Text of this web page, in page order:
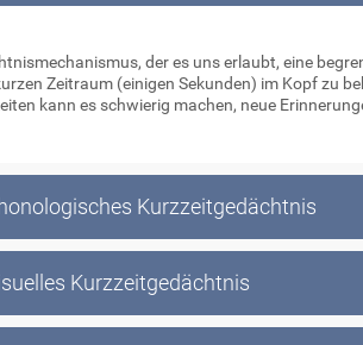
der es uns erlaubt, eine
Zeitraum (einigen Sekunden) im Kopf zu
kann es schwierig machen, neue
Kurzzeitgedächtnis
Kurzzeitgedächtnis